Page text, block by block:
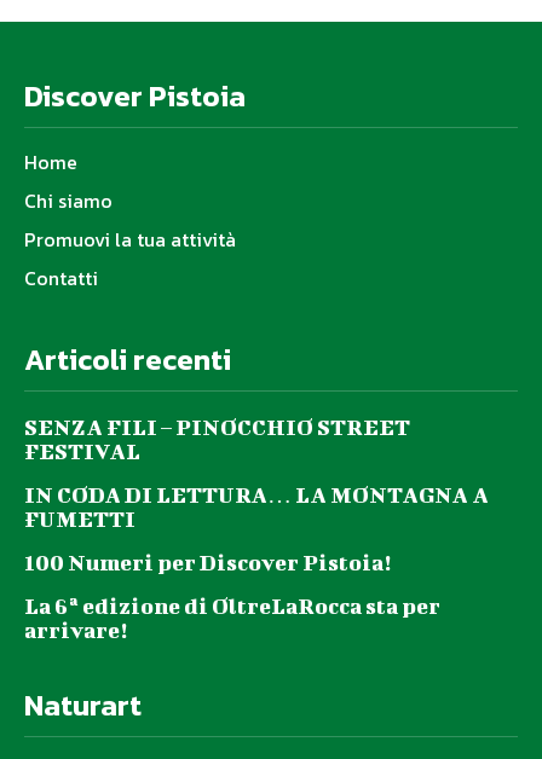
Discover Pistoia
Home
Chi siamo
Promuovi la tua attività
Contatti
Articoli recenti
SENZA FILI – PINOCCHIO STREET
FESTIVAL
IN CODA DI LETTURA… LA MONTAGNA A
FUMETTI
100 Numeri per Discover Pistoia!
La 6ª edizione di OltreLaRocca sta per
arrivare!
Naturart